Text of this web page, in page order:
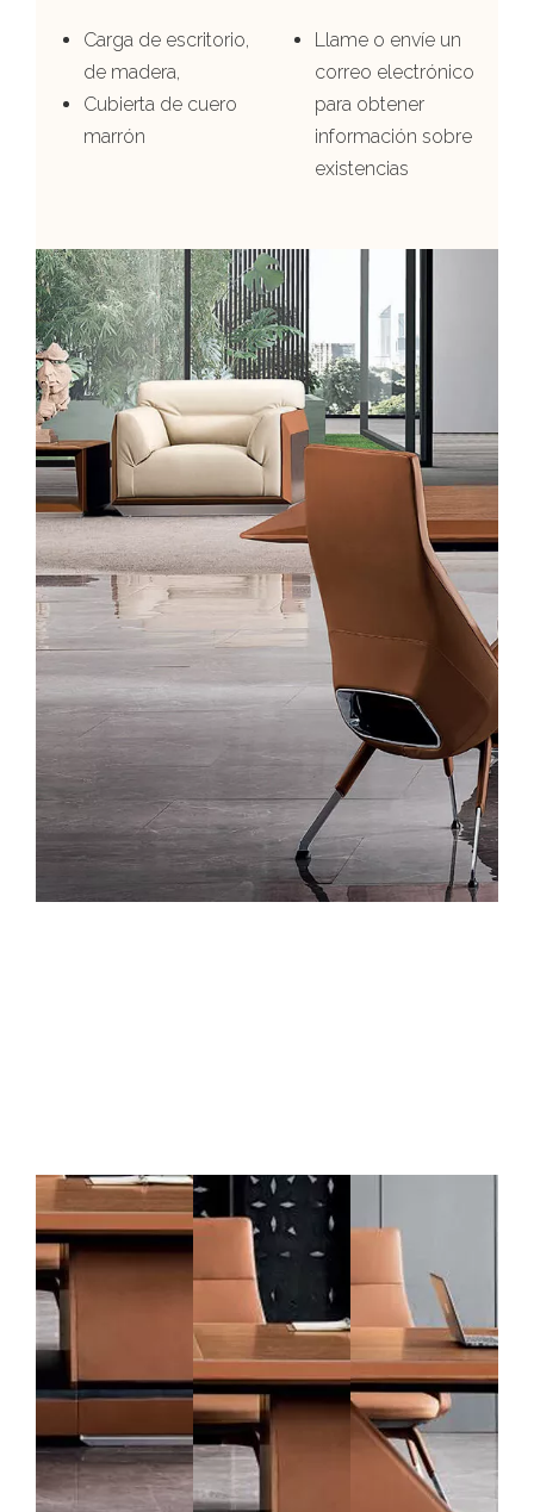
Carga de escritorio,
de madera,
Cubierta de cuero
marrón
Llame o envíe un
correo electrónico
para obtener
información sobre
existencias